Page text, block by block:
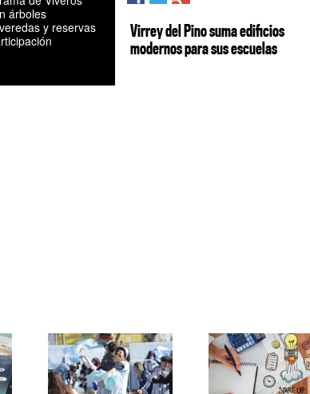
árboles
y reservas
Virrey del Pino suma edificios
modernos para sus escuelas